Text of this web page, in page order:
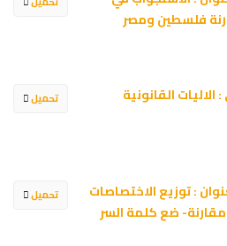
فلسطين ومصر
تحميل
القانونية
تحميل
: توزيع الاختصاصات
ضع كلمة السر